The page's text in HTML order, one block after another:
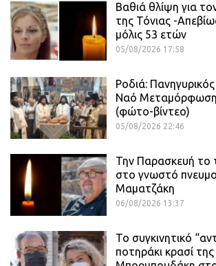
Βαθιά θλίψη για
της Τόνιας -
μόλις 53 ετών
05/08/2026 17:58
Ροδιά:
Ναό
(φώτο-βίντεο)
05/08/2026 22:46
Την Παρασκευή το
στο γνωστό
Μαματζάκη
06/08/2026 13:37
Το συγκινητικό
ποτηράκι κρασί